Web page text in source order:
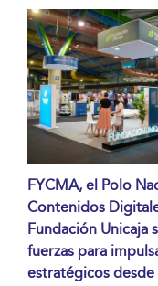
FYCMA, el Polo
Contenidos
Fundación Unicaja
fuerzas para
estratégicos desde